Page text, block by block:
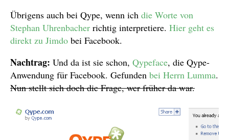
Übrigens auch bei Qype, wenn ich die Worte von
Stephan Uhrenbacher richtig interpretiere. Hier geht es
direkt zu Jimdo bei Facebook.
Nachtrag: Und da ist sie schon, Qypeface, die Qype-
Anwendung für Facebook. Gefunden bei Herrn Lumma.
Nun stellt sich doch die Frage, wer früher da war.